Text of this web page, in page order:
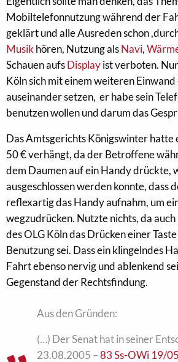
Mobiltelefonnutzung während der
geklärt und alle Ausreden schon
Musikhören, Nutzung alsNavi,
Schauen aufsDisplayist verboten.
Köln sich mit einem weiteren
auseinander setzen, er habe sein
benutzen wollen und darum das
Das Amtsgerichts Königswinter hatte
50 € verhängt, da der Betroffene
dem Daumen auf ein Handy drückte,
ausgeschlossen werden konnte, dass
reflexartig das Handy aufnahm, um
wegzudrücken. Nutzte nichts, da
des OLG Köln das Drücken einer
Benutzung sei. Dass ein klingelndes
Fahrt ebenso nervig und ablenkend
Gegenstand der Rechtsfindung.
Aus den Gründen:
(…) Der Senat hat in seiner
23.08.2005 –83 Ss-OWi 19/05